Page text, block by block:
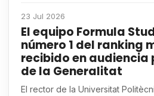
23 Jul 2026
El equipo Formula
número 1 del ranking
recibido en audiencia
de la Generalitat
El rector de la Universitat